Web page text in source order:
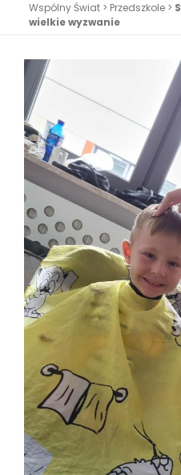
Wspólny Świat > Przedszkole >
wielkie wyzwanie